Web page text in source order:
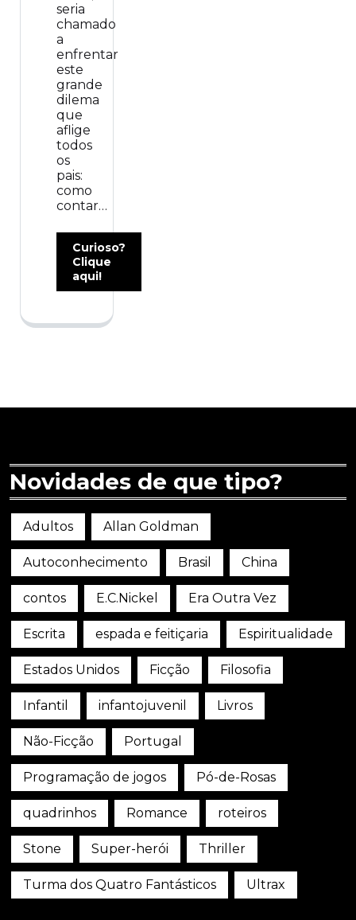
seria
chamado
a
enfrentar
este
grande
dilema
que
aflige
todos
os
pais:
como
contar…
Curioso?
Clique
aqui!
Novidades de que tipo?
Adultos Allan Goldman
Autoconhecimento Brasil China
contos E.C.Nickel Era Outra Vez
Escrita espada e feitiçaria Espiritualidade
Estados Unidos Ficção Filosofia
Infantil infantojuvenil Livros
Não-Ficção Portugal
Programação de jogos Pó-de-Rosas
quadrinhos Romance roteiros
Stone Super-herói Thriller
Turma dos Quatro Fantásticos Ultrax